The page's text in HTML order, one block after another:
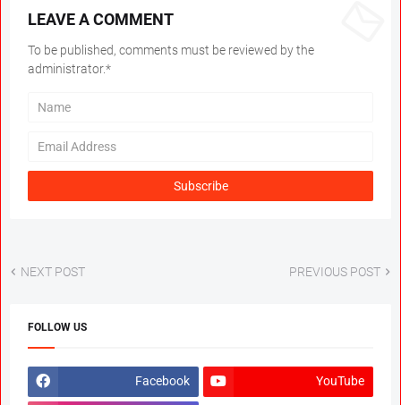
LEAVE A COMMENT
To be published, comments must be reviewed by the
administrator.*
NEXT POST PREVIOUS POST
FOLLOW US
Facebook YouTube